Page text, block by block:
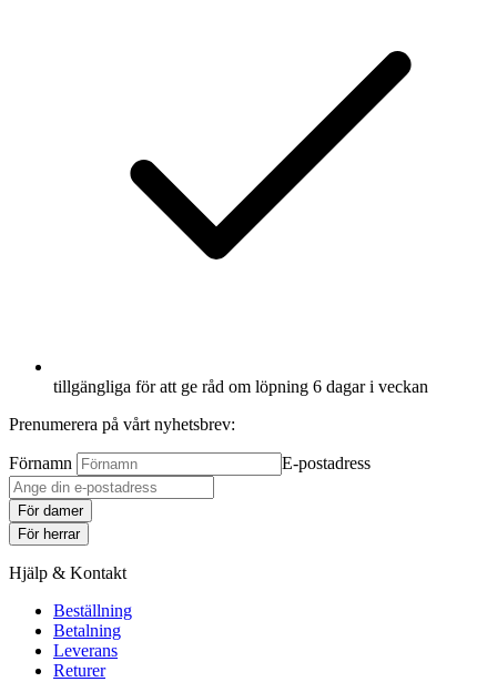
tillgängliga för att ge råd om löpning 6 dagar i veckan
Prenumerera på vårt nyhetsbrev:
Förnamn E-postadress
För damer
För herrar
Hjälp & Kontakt
Beställning
Betalning
Leverans
Returer